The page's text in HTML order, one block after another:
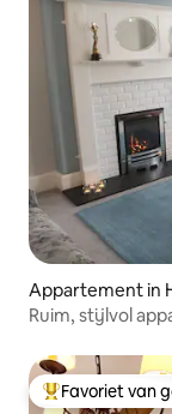
Appartement in
Ruim, stijlvol
Topfavoriet van
Favoriet van